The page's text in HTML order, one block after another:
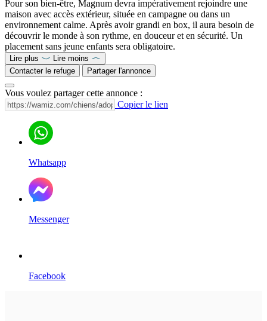
Pour son bien-être, Magnum devra impérativement rejoindre une
maison avec accès extérieur, située en campagne ou dans un
environnement calme. Après avoir grandi en box, il aura besoin de
découvrir le monde à son rythme, en douceur et en sécurité. Un
placement sans jeune enfants sera obligatoire.
Lire plus
Lire moins
Contacter le refuge
Partager l'annonce
Vous voulez partager cette annonce :
Copier le lien
Whatsapp
Messenger
Facebook